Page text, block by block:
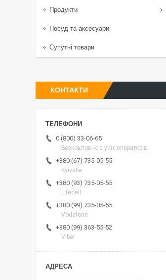
Продукти
Посуд та аксесуари
Супутні товари
КОНТАКТИ
0 (800) 33-06-65
Безкоштовно з усіх операторів
+380 (67) 735-05-55
Kyivstar
+380 (93) 735-05-55
Lifecell
+380 (99) 735-05-55
Vodafone
+380 (99) 363-55-52
Viber